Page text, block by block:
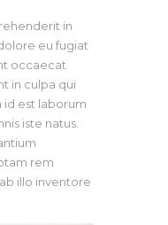
in
eu fugiat
occaecat
in culpa qui
id est laborum
iste natus.
rem
illo inventore